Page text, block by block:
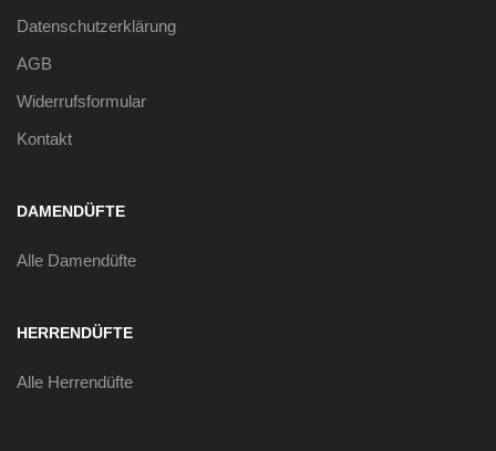
Datenschutzerklärung
AGB
Widerrufsformular
Kontakt
DAMENDÜFTE
Alle Damendüfte
HERRENDÜFTE
Alle Herrendüfte